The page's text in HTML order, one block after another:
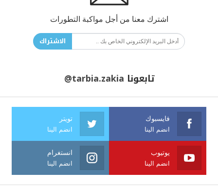
اشترك معنا من أجل مواكبة التطورات
الاشتراك
تابعونا @tarbia.zakia
فايسبوك
انضم الينا
تويتر
انضم الينا
يوتيوب
انضم الينا
انستغرام
انضم الينا